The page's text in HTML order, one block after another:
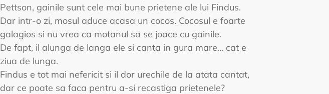
Pettson, gainile sunt cele mai bune prietene ale lui Findus.
Dar intr-o zi, mosul aduce acasa un cocos. Cocosul e foarte
galagios si nu vrea ca motanul sa se joace cu gainile.
De fapt, il alunga de langa ele si canta in gura mare… cat e
ziua de lunga.
Findus e tot mai nefericit si il dor urechile de la atata cantat,
dar ce poate sa faca pentru a-si recastiga prietenele?